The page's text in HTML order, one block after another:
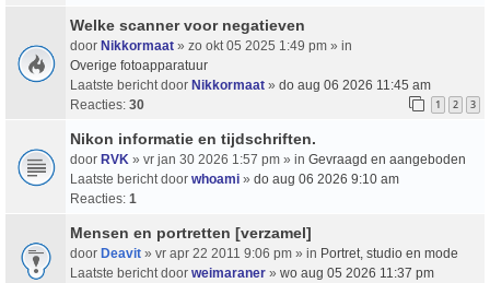
Welke scanner voor negatieven
door Nikkormaat » zo okt 05 2025 1:49 pm » in
Overige fotoapparatuur
Laatste bericht door Nikkormaat » do aug 06 2026 11:45 am
Reacties: 30 1 2 3
Nikon informatie en tijdschriften.
door RVK » vr jan 30 2026 1:57 pm » in Gevraagd en aangeboden
Laatste bericht door whoami » do aug 06 2026 9:10 am
Reacties: 1
Mensen en portretten [verzamel]
door Deavit » vr apr 22 2011 9:06 pm » in Portret, studio en mode
Laatste bericht door weimaraner » wo aug 05 2026 11:37 pm